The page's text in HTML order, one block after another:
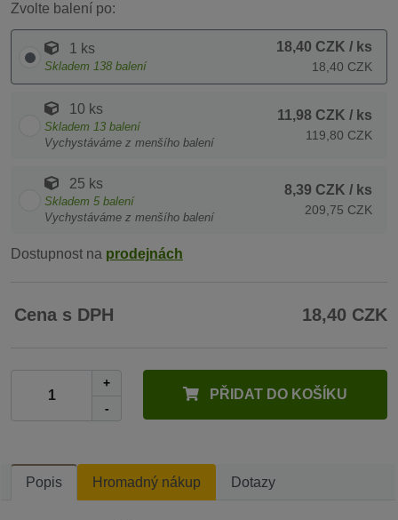
Zvolte balení po:
1 ks
Skladem 138 balení
18,40 CZK / ks
18,40 CZK
10 ks
Skladem 13 balení
Vychystáváme z menšího balení
11,98 CZK / ks
119,80 CZK
25 ks
Skladem 5 balení
Vychystáváme z menšího balení
8,39 CZK / ks
209,75 CZK
Dostupnost na prodejnách
Cena s DPH 18,40 CZK
+
-
PŘIDAT DO KOŠÍKU
Popis Hromadný nákup Dotazy